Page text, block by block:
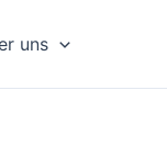
uns